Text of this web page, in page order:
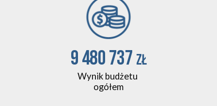
9 480 737 zł
Wynik budżetu
ogółem